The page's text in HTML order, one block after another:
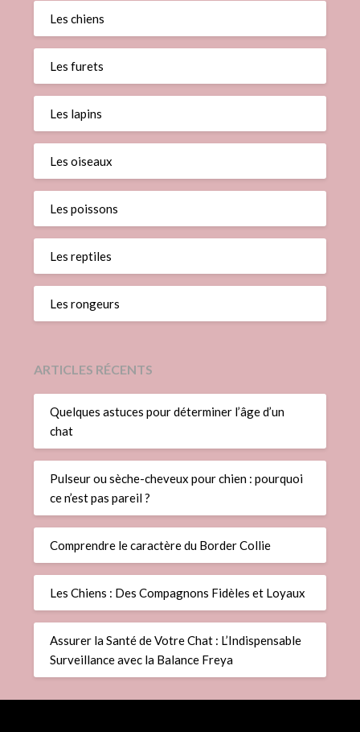
Les chiens
Les furets
Les lapins
Les oiseaux
Les poissons
Les reptiles
Les rongeurs
ARTICLES RÉCENTS
Quelques astuces pour déterminer l’âge d’un
chat
Pulseur ou sèche-cheveux pour chien : pourquoi
ce n’est pas pareil ?
Comprendre le caractère du Border Collie
Les Chiens : Des Compagnons Fidèles et Loyaux
Assurer la Santé de Votre Chat : L’Indispensable
Surveillance avec la Balance Freya